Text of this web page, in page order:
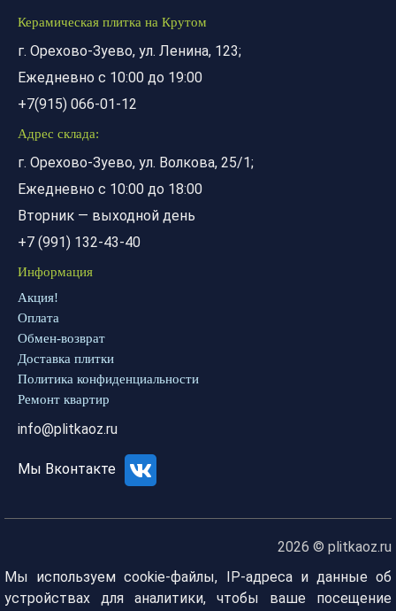
Керамическая плитка на Крутом
г. Орехово-Зуево, ул. Ленина, 123;
Ежедневно с 10:00 до 19:00
+7(915) 066-01-12
Адрес склада:
г. Орехово-Зуево, ул. Волкова, 25/1;
Ежедневно с 10:00 до 18:00
Вторник — выходной день
+7 (991) 132-43-40
Информация
Акция!
Оплата
Обмен-возврат
Доставка плитки
Политика конфиденциальности
Ремонт квартир
info@plitkaoz.ru
Мы Вконтакте
2026 © plitkaoz.ru
Мы используем cookie-файлы, IP-адреса и данные об
устройствах для аналитики, чтобы ваше посещение